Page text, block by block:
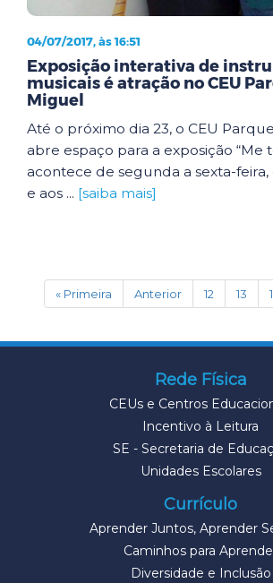
04/07/2017, às 16:51
Exposição interativa de
musicais é atração no CEU
Miguel
Até o próximo dia 23, o CEU
abre espaço para a exposição “Me
acontece de segunda a sexta-feira,
e aos ... [saiba mais]
« Primeira Anterior 12 13
Rede Física
CEUs e Centros
Incentivo à Leitura
SE - Secretaria de
Unidades Escolares
Currículo
Aprender Juntos, Aprender
Caminhos para
Diversidade e Inclusão